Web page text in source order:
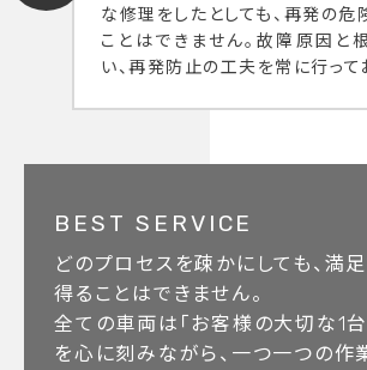
な修理をしたとしても、再発の危
ことはできません。故障原因と
い、再発防止の工夫を常に行って
BEST SERVICE
どのプロセスを疎かにしても、満
得ることはできません。
全ての車両は「お客様の大切な1台
を心に刻みながら、一つ一つの作